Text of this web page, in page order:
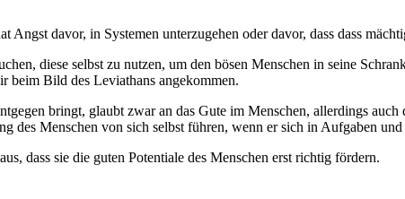
davor, in Systemen unterzugehen oder davor, dass dass
diese selbst zu nutzen, um den bösen Menschen in seine
beim Bild des Leviathans angekommen.
bringt, glaubt zwar an das Gute im Menschen, allerdings auch
des Menschen von sich selbst führen, wenn er sich in Aufgaben
dass sie die guten Potentiale des Menschen erst richtig fördern.